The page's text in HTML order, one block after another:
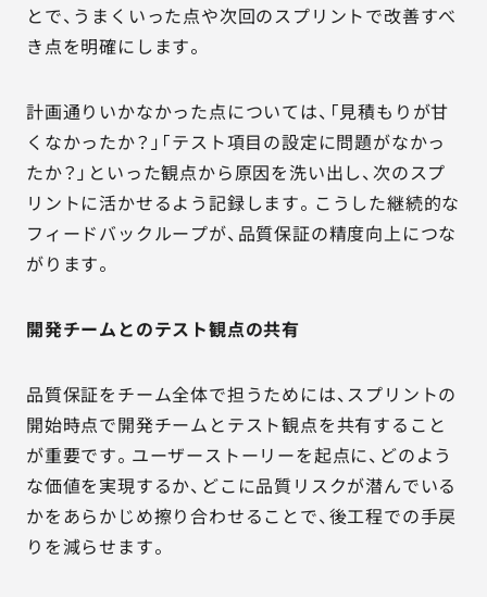
とで、うまくいった点や次回のスプリントで改善すべ
き点を明確にします。
計画通りいかなかった点については、「見積もりが甘
くなかったか？」「テスト項目の設定に問題がなかっ
たか？」といった観点から原因を洗い出し、次のスプ
リントに活かせるよう記録します。こうした継続的な
フィードバックループが、品質保証の精度向上につな
がります。
開発チームとのテスト観点の共有
品質保証をチーム全体で担うためには、スプリントの
開始時点で開発チームとテスト観点を共有すること
が重要です。ユーザーストーリーを起点に、どのよう
な価値を実現するか、どこに品質リスクが潜んでいる
かをあらかじめ擦り合わせることで、後工程での手戻
りを減らせます。